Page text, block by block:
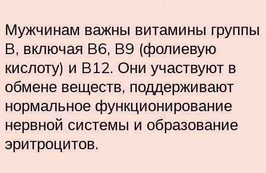
Мужчинам важны витамины группы
B, включая B6, B9 (фолиевую
кислоту) и B12. Они участвуют в
обмене веществ, поддерживают
нормальное функционирование
нервной системы и образование
эритроцитов.